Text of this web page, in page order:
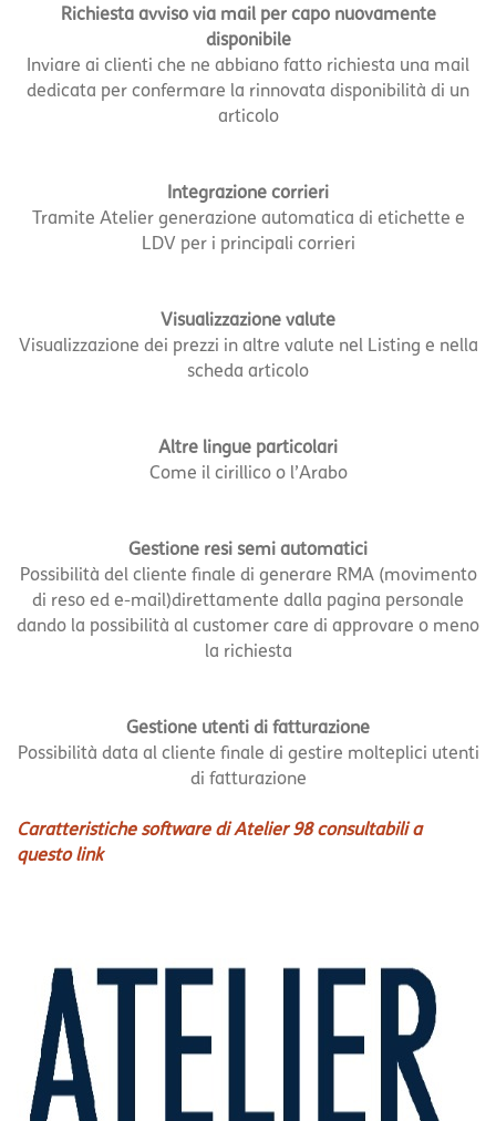
Richiesta avviso via mail per capo nuovamente
disponibile
Inviare ai clienti che ne abbiano fatto richiesta una mail
dedicata per confermare la rinnovata disponibilità di un
articolo
Integrazione corrieri
Tramite Atelier generazione automatica di etichette e
LDV per i principali corrieri
Visualizzazione valute
Visualizzazione dei prezzi in altre valute nel Listing e nella
scheda articolo
Altre lingue particolari
Come il cirillico o l’Arabo
Gestione resi semi automatici
Possibilità del cliente finale di generare RMA (movimento
di reso ed e-mail)direttamente dalla pagina personale
dando la possibilità al customer care di approvare o meno
la richiesta
Gestione utenti di fatturazione
Possibilità data al cliente finale di gestire molteplici utenti
di fatturazione
Caratteristiche software di Atelier 98 consultabili a
questo link